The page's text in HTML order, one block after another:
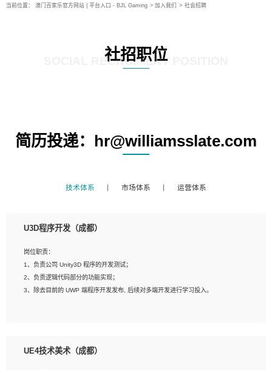
当前位置： 澳门百家乐官方网站 | 平台入口 - BJL Gaming > 加入我们 > 社会招聘
社招职位
SOCIAL RECRUIMENT POSITION
简历投递：hr@williamsslate.com
技术体系 市场体系 运营体系
U3D程序开发（成都）
岗位职责：
1、负责公司 Unity3D 程序的开发测试；
2、负责逻辑代码部分的功能实现；
3、除去目前的 UWP 端程序开发发布, 后续对多端开发进行学习投入。
2、熟练掌握 Unity3D 程序开发，精通 C# 语言开发；
UE4技术美术（成都）